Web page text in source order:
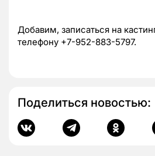
Добавим, записаться на
телефону +7-952-883-5797.
Поделиться новостью: